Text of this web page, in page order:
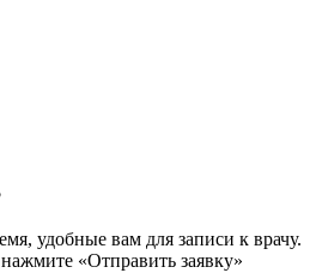
удобные вам для записи к врачу.
«Отправить заявку»